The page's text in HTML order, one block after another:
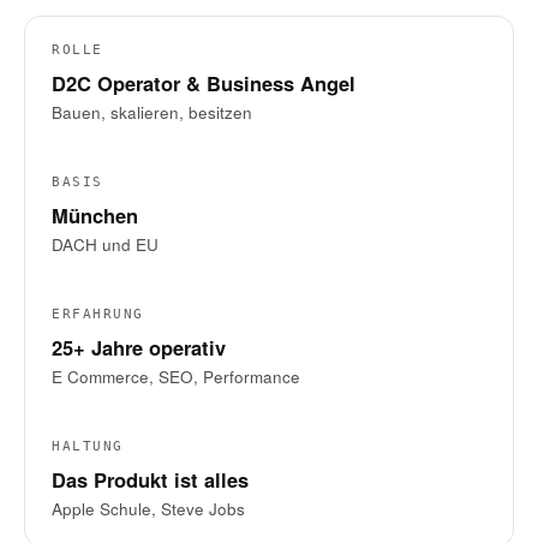
ROLLE
D2C Operator & Business Angel
Bauen, skalieren, besitzen
BASIS
München
DACH und EU
ERFAHRUNG
25+ Jahre operativ
E Commerce, SEO, Performance
HALTUNG
Das Produkt ist alles
Apple Schule, Steve Jobs